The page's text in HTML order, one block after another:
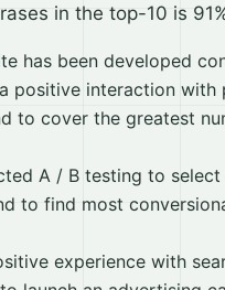
in the top-10 is
has been developed
positive interaction with
to cover the greatest
A / B testing to
to find most
experience with